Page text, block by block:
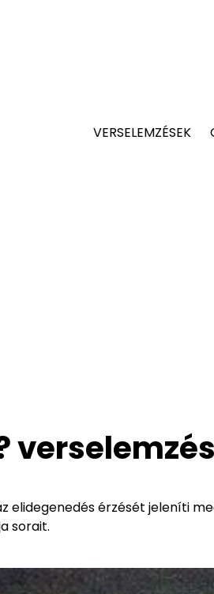
VERSELEMZÉSEK
verselemzés
elidegenedés érzését jeleníti
sorait.